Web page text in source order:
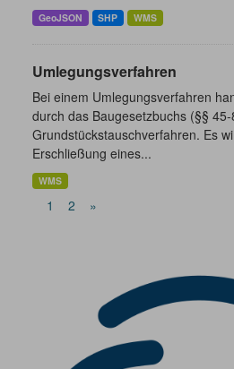
GeoJSON SHP WMS
Umlegungsverfahren
Bei einem Umlegungsverfahren
durch das Baugesetzbuchs (§§
Grundstückstauschverfahren. Es
Erschließung eines...
WMS
1 2 »